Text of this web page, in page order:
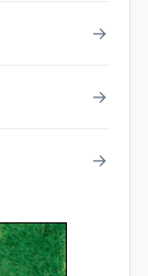
→
→
→